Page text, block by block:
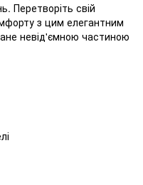
Перетворіть свій
з цим елегантним
невід'ємною частиною